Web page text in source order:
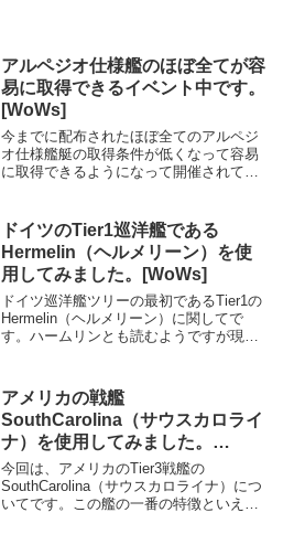
アルペジオ仕様艦のほぼ全てが容
易に取得できるイベント中です。
[WoWs]
今までに配布されたほぼ全てのアルペジ
オ仕様艦艇の取得条件が低くなって容易
に取得できるようになって開催されてい
ドイツのTier1巡洋艦である
Hermelin（ヘルメリーン）を使
用してみました。[WoWs]
ドイツ巡洋艦ツリーの最初であるTier1の
Hermelin（ヘルメリーン）に関してで
す。ハームリンとも読むようですが現ド
の国の巡洋艦が商船のように見える形が
多い中いかに...
アメリカの戦艦
SouthCarolina（サウスカロライ
ナ）を使用してみました。
[WoWs]
今回は、アメリカのTier3戦艦の
SouthCarolina（サウスカロライナ）につ
いてです。この艦の一番の特徴といえば